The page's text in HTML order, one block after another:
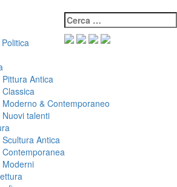
Cerca:
Pittura Antica
Classica
Moderno & Contemporaneo
Nuovi talenti
Scultura Antica
Contemporanea
Moderni